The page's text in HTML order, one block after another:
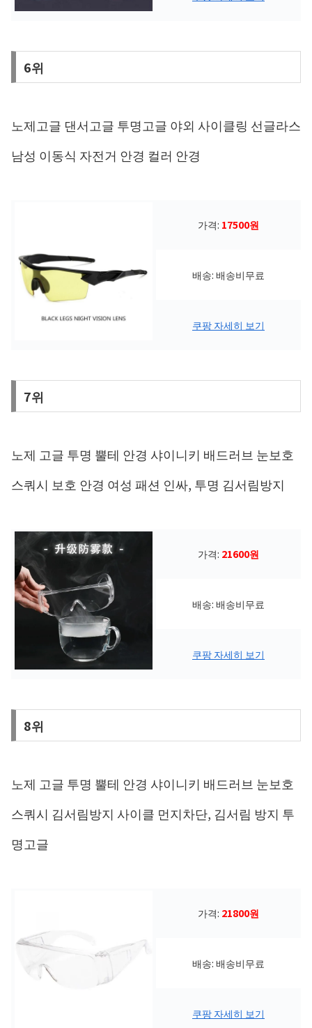
6위
노제고글 댄서고글 투명고글 야외 사이클링 선글라스
남성 이동식 자전거 안경 컬러 안경
가격: 17500원
배송: 배송비무료
쿠팡 자세히 보기
7위
노제 고글 투명 뿔테 안경 샤이니키 배드러브 눈보호
스쿼시 보호 안경 여성 패션 인싸, 투명 김서림방지
가격: 21600원
배송: 배송비무료
쿠팡 자세히 보기
8위
노제 고글 투명 뿔테 안경 샤이니키 배드러브 눈보호
스쿼시 김서림방지 사이클 먼지차단, 김서림 방지 투
명고글
가격: 21800원
배송: 배송비무료
쿠팡 자세히 보기